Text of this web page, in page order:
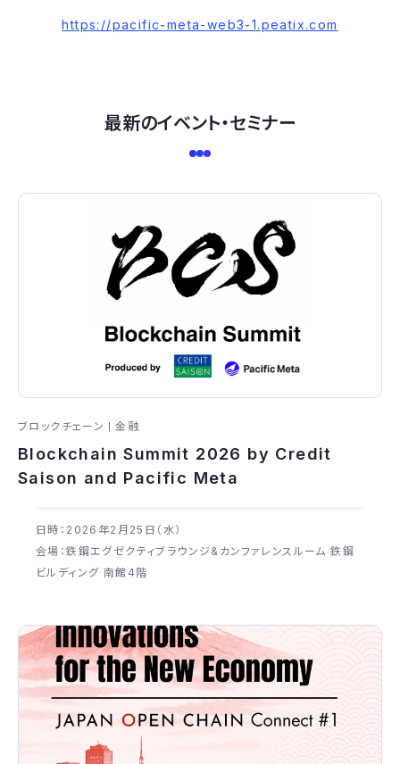
https://pacific-meta-web3-1.peatix.com
最新のイベント・セミナー
ブロックチェーン 金融
Blockchain Summit 2026 by Credit
Saison and Pacific Meta
日時：2026年​2月25日（水）
会場：鉃鋼エグゼクティブラウンジ&カンファレンスルーム 鉃鋼
ビルディング 南館4階